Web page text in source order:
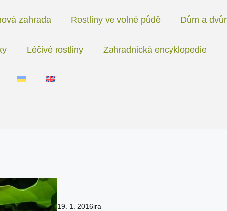
zahrada Rostliny ve volné půdě Dům a dvůr
Léčivé rostliny Zahradnická encyklopedie
19. 1. 2016ira